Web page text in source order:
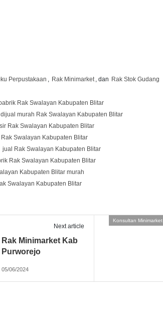
Perpustakaan Rak Minimarket , dan Rak Stok Gudang
Rak Swalayan Kabupaten Blitar
dijual murah Rak Swalayan Kabupaten Blitar
Rak Swalayan Kabupaten Blitar
Swalayan Kabupaten Blitar
jual Rak Swalayan Kabupaten Blitar
Rak Swalayan Kabupaten Blitar
Kabupaten Blitar murah
Swalayan Kabupaten Blitar
Konsultan Minimarket
Next article
Rak Minimarket Kab
Purworejo
05/06/2024